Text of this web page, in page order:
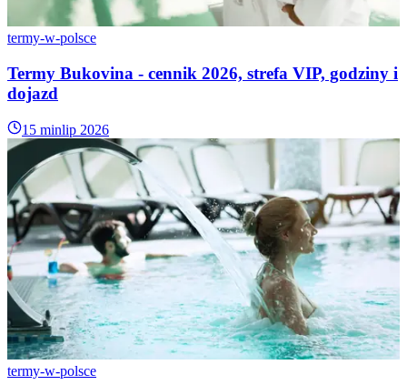
termy-w-polsce
Termy Bukovina - cennik 2026, strefa VIP, godziny i
dojazd
15 minlip 2026
termy-w-polsce